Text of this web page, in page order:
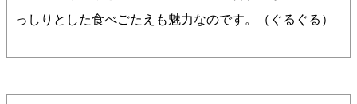
っしりとした食べごたえも魅力なのです。（ぐるぐる）